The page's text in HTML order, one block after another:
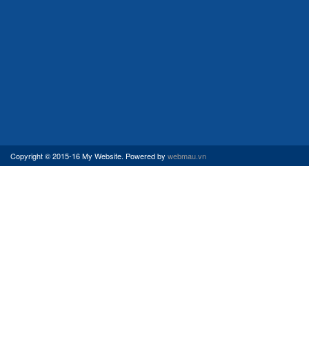
Copyright © 2015-16 My Website. Powered by webmau.vn